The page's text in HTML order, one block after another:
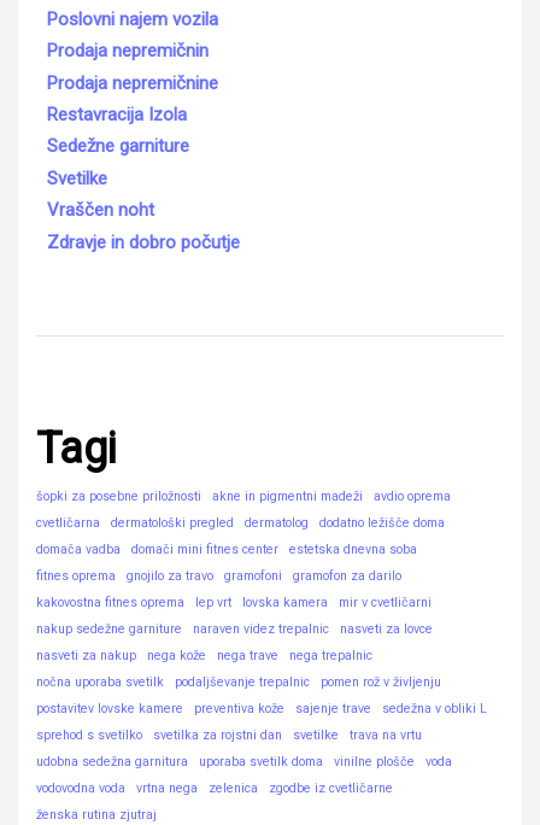
Poslovni najem vozila
Prodaja nepremičnin
Prodaja nepremičnine
Restavracija Izola
Sedežne garniture
Svetilke
Vraščen noht
Zdravje in dobro počutje
Tagi
šopki za posebne priložnosti akne in pigmentni madeži
avdio oprema
cvetličarna
dermatološki pregled dermatolog
dodatno ležišče doma
domača vadba
domači mini fitnes center
estetska dnevna soba
fitnes oprema
gnojilo za travo gramofoni
gramofon za darilo
kakovostna fitnes oprema
lep vrt lovska kamera
mir v cvetličarni
nakup sedežne garniture
naraven videz trepalnic
nasveti za lovce
nasveti za nakup
nega kože nega trave
nega trepalnic
nočna uporaba svetilk
podaljševanje trepalnic
pomen rož v življenju
postavitev lovske kamere
preventiva kože sajenje trave
sedežna v obliki L
sprehod s svetilko
svetilka za rojstni dan svetilke
trava na vrtu
udobna sedežna garnitura
uporaba svetilk doma vinilne plošče
voda
vodovodna voda
vrtna nega zelenica
zgodbe iz cvetličarne
ženska rutina zjutraj